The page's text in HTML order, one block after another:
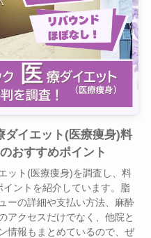
ダイエット(医療痩身)料
おすすめポイント
ット(医療痩身)を調査し、料
ントを紹介しています。脂
ーの詳細や支払い方法、麻酔
アクセスだけでなく、他院と
情報もまとめているので、ぜ